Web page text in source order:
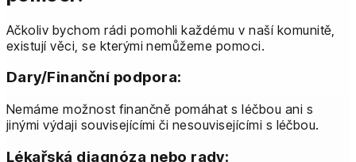
Ačkoliv bychom rádi pomohli každému v naší komunitě,
existují věci, se kterými nemůžeme pomoci.
Dary/Finanční podpora:
Nemáme možnost finančně pomáhat s léčbou ani s
jinými výdaji souvisejícími či nesouvisejícími s léčbou.
Lékařská diagnóza nebo rady: